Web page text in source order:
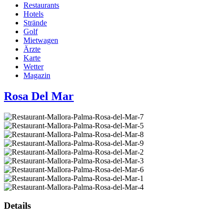
Restaurants
Hotels
Strände
Golf
Mietwagen
Ärzte
Karte
Wetter
Magazin
Rosa Del Mar
Details